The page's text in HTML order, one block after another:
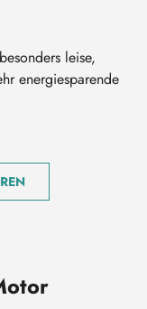
leise,
energiesparende